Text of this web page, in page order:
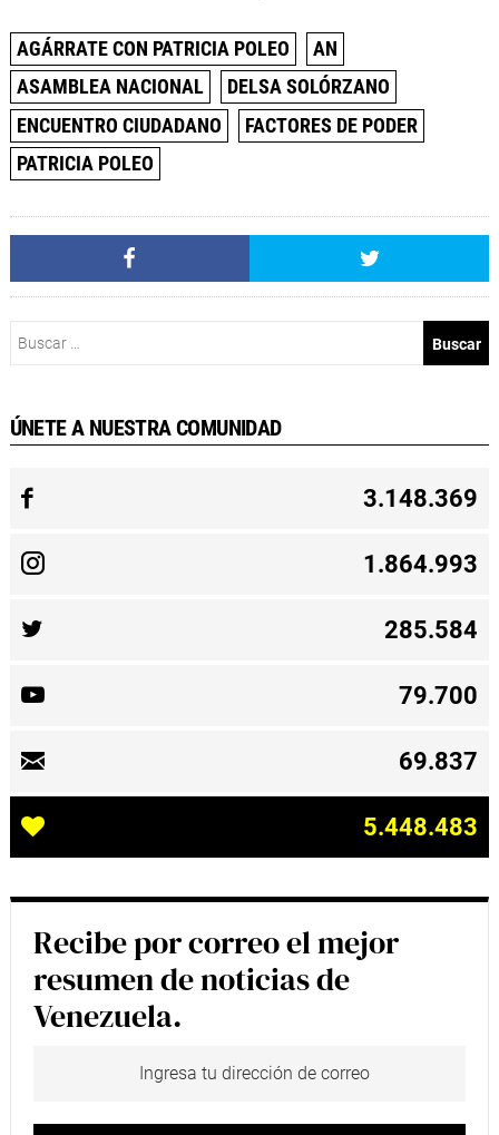
AGÁRRATE CON PATRICIA POLEO
AN
ASAMBLEA NACIONAL
DELSA SOLÓRZANO
ENCUENTRO CIUDADANO
FACTORES DE PODER
PATRICIA POLEO
ÚNETE A NUESTRA COMUNIDAD
3.148.369
1.864.993
285.584
79.700
69.837
5.448.483
Recibe por correo el mejor
resumen de noticias de
Venezuela.